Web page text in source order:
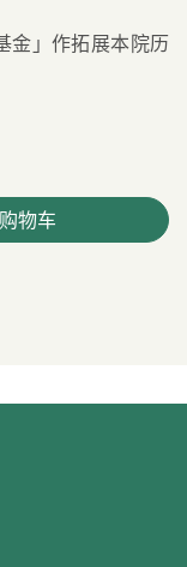
金」作拓展本院历
物车